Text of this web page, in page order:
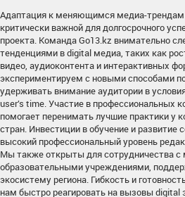
Адаптация к меняющимся медиа-трендам
критически важной для долгосрочного
проекта. Команда Go13.kz внимательно
тенденциями в digital медиа, таких как
видео, аудиоконтента и интерактивных
экспериментируем с новыми способами
удерживать внимание аудитории в
user’s time. Участие в профессиональных
помогает перенимать лучшие практики у
стран. Инвестиции в обучение и развитие
высокий профессиональный уровень
Мы также открыты для сотрудничества
образовательными учреждениями,
экосистему региона. Гибкость и
нам быстро реагировать на вызовы digital